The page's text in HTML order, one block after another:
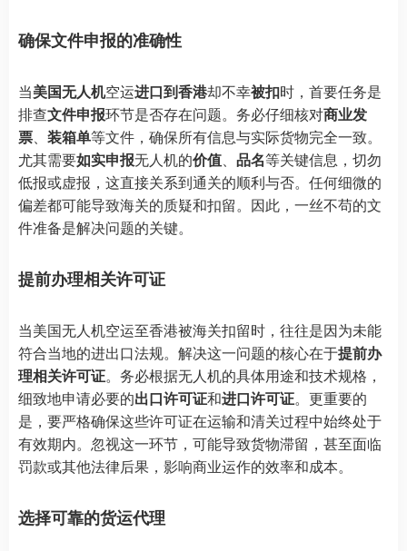
确保文件申报的准确性
当美国无人机空运进口到香港却不幸被扣时，首要任务是
排查文件申报环节是否存在问题。务必仔细核对商业发
票、 装箱单等文件，确保所有信息与实际货物完全一致。
尤其需要如实申报无人机的价值、 品名等关键信息，切勿
低报或虚报，这直接关系到通关的顺利与否。任何细微的
偏差都可能导致海关的质疑和扣留。因此，一丝不苟的文
件准备是解决问题的关键。
提前办理相关许可证
当美国无人机空运至香港被海关扣留时，往往是因为未能
符合当地的进出口法规。解决这一问题的核心在于提前办
理相关许可证。务必根据无人机的具体用途和技术规格，
细致地申请必要的出口许可证和进口许可证。更重要的
是，要严格确保这些许可证在运输和清关过程中始终处于
有效期内。忽视这一环节，可能导致货物滞留，甚至面临
罚款或其他法律后果，影响商业运作的效率和成本。
选择可靠的货运代理